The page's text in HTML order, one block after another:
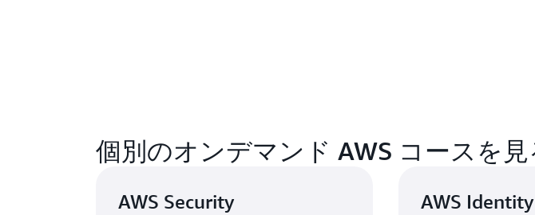
個別のオンデマンド AWS コースを見
AWS Security
AWS